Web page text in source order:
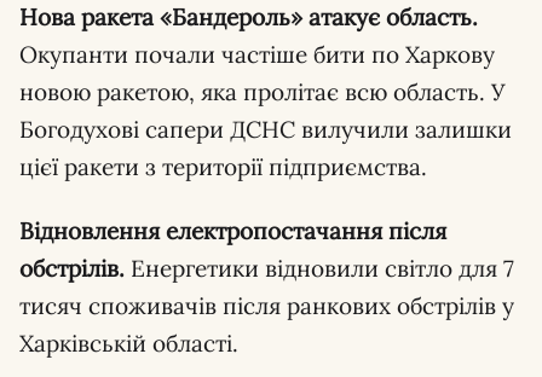
Нова ракета «Бандероль» атакує область.
Окупанти почали частіше бити по Харкову
новою ракетою, яка пролітає всю область. У
Богодухові сапери ДСНС вилучили залишки
цієї ракети з території підприємства.
Відновлення електропостачання після
обстрілів. Енергетики відновили світло для 7
тисяч споживачів після ранкових обстрілів у
Харківській області.